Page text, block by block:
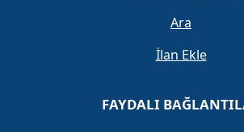
Ara
İlan Ekle
FAYDALI